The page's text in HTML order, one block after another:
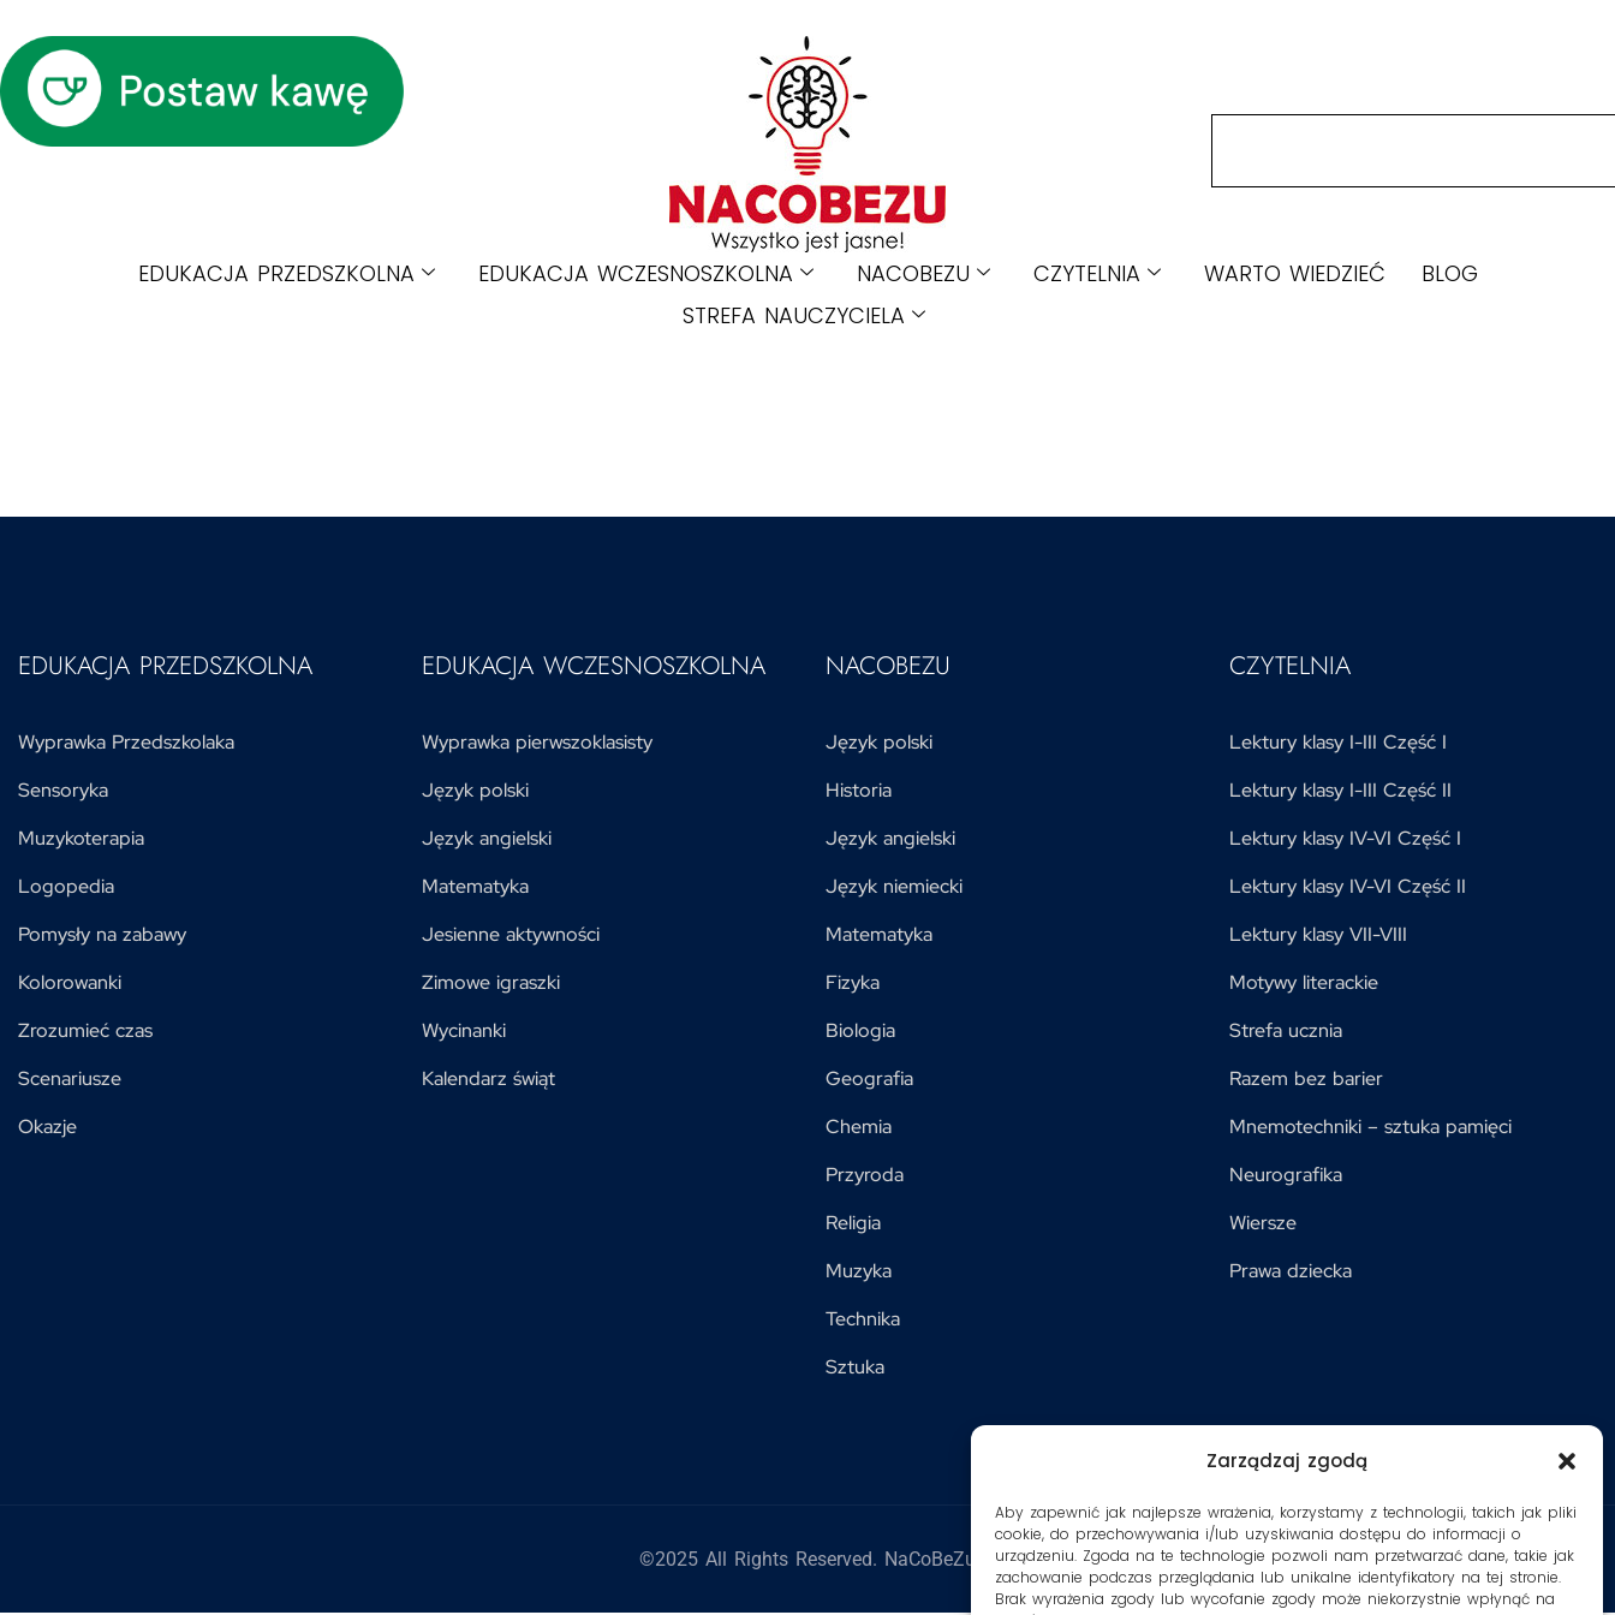
Zarządzaj zgodą
Aby zapewnić jak najlepsze wrażenia, korzystamy z technologii, takich jak pliki
cookie, do przechowywania i/lub uzyskiwania dostępu do informacji o
urządzeniu. Zgoda na te technologie pozwoli nam przetwarzać dane, takie jak
zachowanie podczas przeglądania lub unikalne identyfikatory na tej stronie.
Brak wyrażenia zgody lub wycofanie zgody może niekorzystnie wpłynąć na
EDUKACJA PRZEDSZKOLNA EDUKACJA WCZESNOSZKOLNA NACOBEZU CZYTELNIA WARTO WIEDZIEĆ
BLOG
STREFA NAUCZYCIELA
EDUKACJA PRZEDSZKOLNA
Wyprawka Przedszkolaka
Sensoryka
Muzykoterapia
Logopedia
Pomysły na zabawy
Kolorowanki
Zrozumieć czas
Scenariusze
Okazje
EDUKACJA WCZESNOSZKOLNA
Wyprawka pierwszoklasisty
Język polski
Język angielski
Matematyka
Jesienne aktywności
Zimowe igraszki
Wycinanki
Kalendarz świąt
NACOBEZU
Język polski
Historia
Język angielski
Język niemiecki
Matematyka
Fizyka
Biologia
Geografia
Chemia
Przyroda
Religia
Muzyka
Technika
Sztuka
CZYTELNIA
Lektury klasy I-III Część I
Lektury klasy I-III Część II
Lektury klasy IV-VI Część I
Lektury klasy IV-VI Część II
Lektury klasy VII-VIII
Motywy literackie
Strefa ucznia
Razem bez barier
Mnemotechniki – sztuka pamięci
Neurografika
Wiersze
Prawa dziecka
©2025 All Rights Reserved. NaCoBeZu